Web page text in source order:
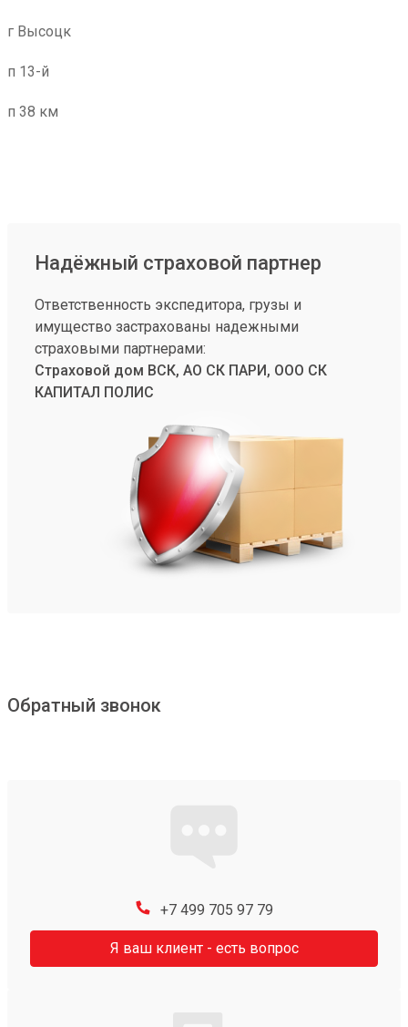
г Высоцк
п 13-й
п 38 км
Надёжный страховой партнер
Ответственность экспедитора, грузы и
имущество застрахованы надежными
страховыми партнерами:
Страховой дом ВСК, АО СК ПАРИ, ООО СК
КАПИТАЛ ПОЛИС
Обратный звонок
+7 499 705 97 79
Я ваш клиент - есть вопрос